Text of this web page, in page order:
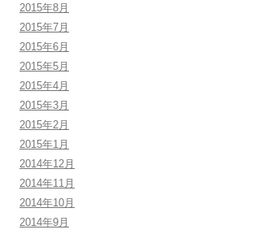
2015年8月
2015年7月
2015年6月
2015年5月
2015年4月
2015年3月
2015年2月
2015年1月
2014年12月
2014年11月
2014年10月
2014年9月